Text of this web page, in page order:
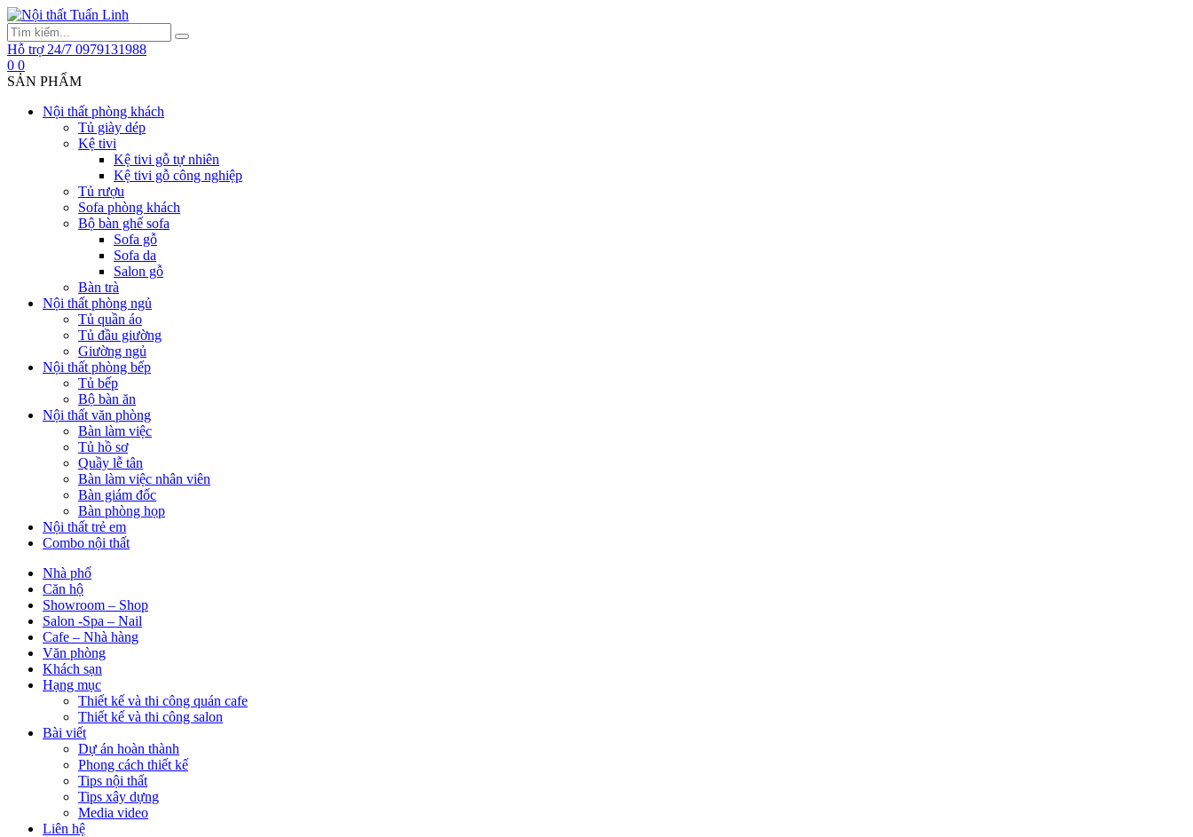
Hỗ trợ 24/7 0979131988
0 0
SẢN PHẨM
Nội thất phòng khách
Tủ giày dép
Kệ tivi
Kệ tivi gỗ tự nhiên
Kệ tivi gỗ công nghiệp
Tủ rượu
Sofa phòng khách
Bộ bàn ghế sofa
Sofa gỗ
Sofa da
Salon gỗ
Bàn trà
Nội thất phòng ngủ
Tủ quần áo
Tủ đầu giường
Giường ngủ
Nội thất phòng bếp
Tủ bếp
Bộ bàn ăn
Nội thất văn phòng
Bàn làm việc
Tủ hồ sơ
Quầy lễ tân
Bàn làm việc nhân viên
Bàn giám đốc
Bàn phòng họp
Nội thất trẻ em
Combo nội thất
Nhà phố
Căn hộ
Showroom – Shop
Salon -Spa – Nail
Cafe – Nhà hàng
Văn phòng
Khách sạn
Hạng mục
Thiết kế và thi công quán cafe
Thiết kế và thi công salon
Bài viết
Dự án hoàn thành
Phong cách thiết kế
Tips nội thất
Tips xây dựng
Media video
Liên hệ